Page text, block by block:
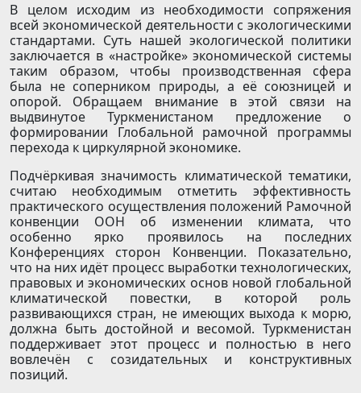
В целом исходим из необходимости сопряжения
всей экономической деятельности с экологическими
стандартами. Суть нашей экологической политики
заключается в «настройке» экономической системы
таким образом, чтобы производственная сфера
была не соперником природы, а её союзницей и
опорой. Обращаем внимание в этой связи на
выдвинутое Туркменистаном предложение о
формировании Глобальной рамочной программы
перехода к циркулярной экономике.
Подчёркивая значимость климатической тематики,
считаю необходимым отметить эффективность
практического осуществления положений Рамочной
конвенции ООН об изменении климата, что
особенно ярко проявилось на последних
Конференциях сторон Конвенции. Показательно,
что на них идёт процесс выработки технологических,
правовых и экономических основ новой глобальной
климатической повестки, в которой роль
развивающихся стран, не имеющих выхода к морю,
должна быть достойной и весомой. Туркменистан
поддерживает этот процесс и полностью в него
вовлечён с созидательных и конструктивных
позиций.